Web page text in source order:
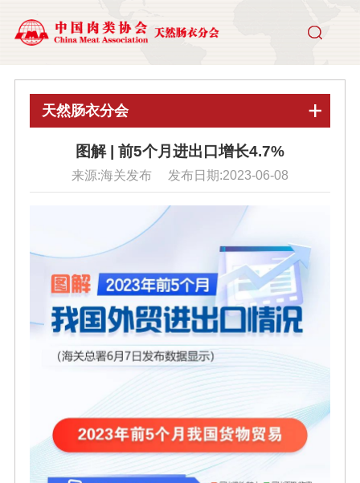
天然肠衣分会
图解 | 前5个月进出口增长4.7%
来源:海关发布 发布日期:2023-06-08